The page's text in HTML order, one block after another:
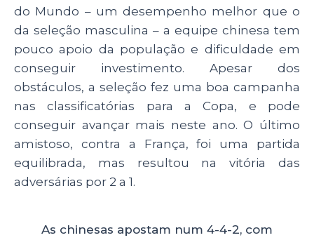
do Mundo – um desempenho melhor que o
da seleção masculina – a equipe chinesa tem
pouco apoio da população e dificuldade em
conseguir investimento. Apesar dos
obstáculos, a seleção fez uma boa campanha
nas classificatórias para a Copa, e pode
conseguir avançar mais neste ano. O último
amistoso, contra a França, foi uma partida
equilibrada, mas resultou na vitória das
adversárias por 2 a 1.
As chinesas apostam num 4-4-2, com